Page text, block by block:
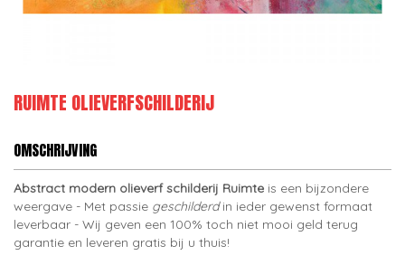
RUIMTE OLIEVERFSCHILDERIJ
OMSCHRIJVING
Abstract modern olieverf schilderij Ruimte is een bijzondere
weergave - Met passie geschilderdin ieder gewenst formaat
leverbaar - Wij geven een 100% toch niet mooi geld terug
garantie en leveren gratis bij u thuis!